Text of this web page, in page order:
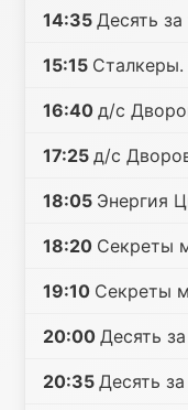
14:35 Десять
15:15 Сталкеры.
16:40 д/с
17:25 д/с
18:05 Энергия
18:20 Секреты
19:10 Секреты
20:00 Десять
20:35 Десять